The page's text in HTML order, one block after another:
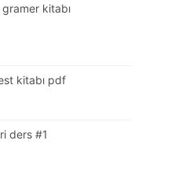
kitabı
kitabı pdf
ders #1